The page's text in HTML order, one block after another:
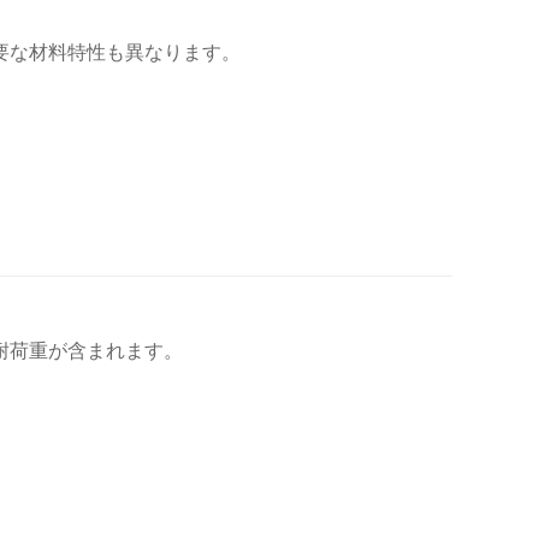
材料特性も異なります。
重が含まれます。